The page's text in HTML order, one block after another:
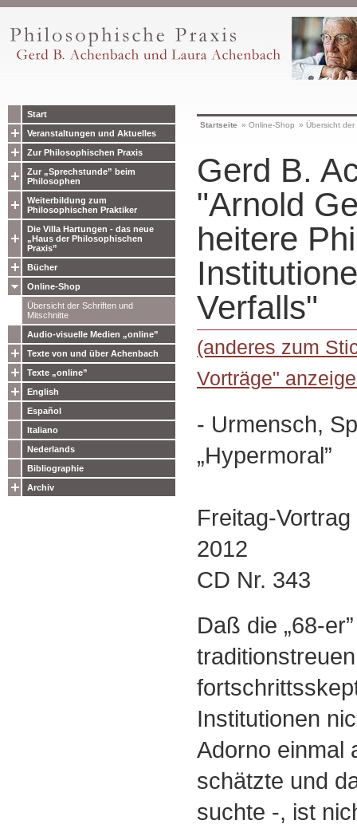
Start
Veranstaltungen und Aktuelles
Zur Philosophischen Praxis
Zur „Sprechstunde” beim
Philosophen
Weiterbildung zum
Philosophischen Praktiker
Die Villa Hartungen - das neue
„Haus der Philosophischen
Praxis”
Bücher
Online-Shop
Übersicht der Schriften und
Mitschnitte
Audio-visuelle Medien „online”
Texte von und über Achenbach
Texte „online”
English
Español
Italiano
Nederlands
Bibliographie
Archiv
Startseite » Online-Shop » Übersicht
Gerd B.
"Arnold
heitere
Verfalls"
(anderes zum
Vorträge"
- Urmensch,
„Hypermoral”
Freitag-
2012
CD Nr. 343
Daß die „68-
Institutionen
Adorno einmal
schätzte und
suchte -, ist